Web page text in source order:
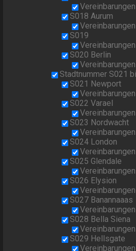
Vereinbarungen
S018 Aurum
Vereinbarungen
S019
Vereinbarungen
S020 Berlin
Vereinbarungen
Stadtnummer S021
S021 Newport
Vereinbarungen
S022 Varael
Vereinbarungen
S023 Nordwacht
Vereinbarungen
S024 London
Vereinbarungen
S025 Glendale
Vereinbarungen
S026 Elysion
Vereinbarungen
S027 Banannaaas
Vereinbarungen
S028 Bella Siena
Vereinbarungen
S029 Hellsgate
Vereinbarungen